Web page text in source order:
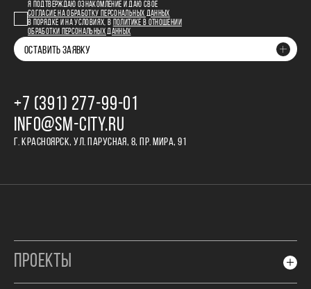
Я ПОДТВЕРЖДАЮ ОЗНАКОМЛЕНИЕ И ДАЮ СВОЕ
СОГЛАСИЕ НА ОБРАБОТКУ ПЕРСОНАЛЬНЫХ ДАННЫХ
В ПОРЯДКЕ И НА УСЛОВИЯХ, В
ПОЛИТИКЕ В ОТНОШЕНИИ
ОБРАБОТКИ ПЕРСОНАЛЬНЫХ ДАННЫХ
ОСТАВИТЬ ЗАЯВКУ
+7 (391) 277‒99‒01
INFO@SM-CITY.RU
Г. КРАСНОЯРСК, УЛ. ПАРУСНАЯ, 8, ПР. МИРА, 91
ПРОЕКТЫ